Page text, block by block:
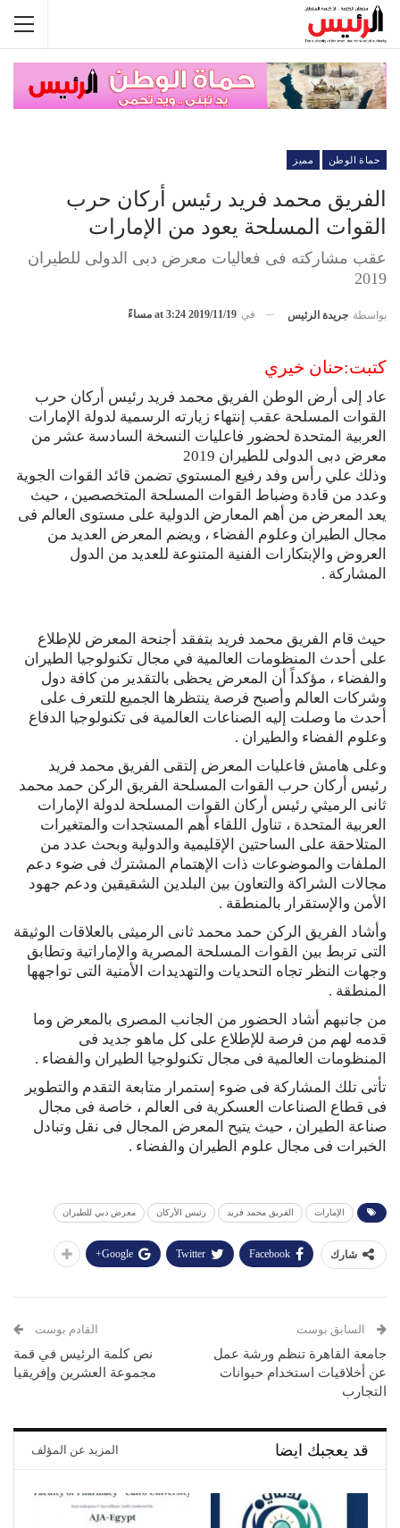
حماة الوطن مميز
الفريق محمد فريد رئيس أركان حرب
القوات المسلحة يعود من الإمارات
عقب مشاركته فى فعاليات معرض دبى الدولى للطيران
2019
بواسطة جريدة الرئيس في 2019/11/19 at 3:24 مساءً
كتبت:حنان خيري
عاد إلى أرض الوطن الفريق محمد فريد رئيس أركان حرب
القوات المسلحة عقب إنتهاء زيارته الرسمية لدولة الإمارات
العربية المتحدة لحضور فاعليات النسخة السادسة عشر من
معرض دبى الدولى للطيران 2019
وذلك علي رأس وفد رفيع المستوي تضمن قائد القوات الجوية
وعدد من قادة وضباط القوات المسلحة المتخصصين ، حيث
يعد المعرض من أهم المعارض الدولية على مستوى العالم فى
مجال الطيران وعلوم الفضاء ، ويضم المعرض العديد من
العروض والإبتكارات الفنية المتنوعة للعديد من الدول
المشاركة .
حيث قام الفريق محمد فريد بتفقد أجنحة المعرض للإطلاع
على أحدث المنظومات العالمية في مجال تكنولوجيا الطيران
والفضاء ، مؤكداً أن المعرض يحظى بالتقدير من كافة دول
وشركات العالم وأصبح فرصة ينتظرها الجميع للتعرف على
أحدث ما وصلت إليه الصناعات العالمية فى تكنولوجيا الدفاع
وعلوم الفضاء والطيران .
وعلى هامش فاعليات المعرض إلتقى الفريق محمد فريد
رئيس أركان حرب القوات المسلحة الفريق الركن حمد محمد
ثانى الرميثي رئيس أركان القوات المسلحة لدولة الإمارات
العربية المتحدة ، تناول اللقاء أهم المستجدات والمتغيرات
المتلاحقة على الساحتين الإقليمية والدولية وبحث عدد من
الملفات والموضوعات ذات الإهتمام المشترك فى ضوء دعم
مجالات الشراكة والتعاون بين البلدين الشقيقين ودعم جهود
الأمن والإستقرار بالمنطقة .
وأشاد الفريق الركن حمد محمد ثانى الرميثى بالعلاقات الوثيقة
التى تربط بين القوات المسلحة المصرية والإماراتية وتطابق
وجهات النظر تجاه التحديات والتهديدات الأمنية التى تواجهها
المنطقة .
من جانبهم أشاد الحضور من الجانب المصرى بالمعرض وما
قدمه لهم من فرصة للإطلاع على كل ماهو جديد فى
المنظومات العالمية فى مجال تكنولوجيا الطيران والفضاء .
تأتى تلك المشاركة فى ضوء إستمرار متابعة التقدم والتطوير
فى قطاع الصناعات العسكرية فى العالم ، خاصة فى مجال
صناعة الطيران ، حيث يتيح المعرض المجال فى نقل وتبادل
الخبرات فى مجال علوم الطيران والفضاء .
الإمارات الفريق محمد فريد رئيس الأركان معرض دبي للطيران
شارك Facebook
Twitter
Google+
السابق بوست
جامعة القاهرة تنظم ورشة عمل
عن أخلاقيات استخدام حيوانات
التجارب
القادم بوست
نص كلمة الرئيس في قمة
مجموعة العشرين وإفريقيا
قد يعجبك ايضا المزيد عن المؤلف